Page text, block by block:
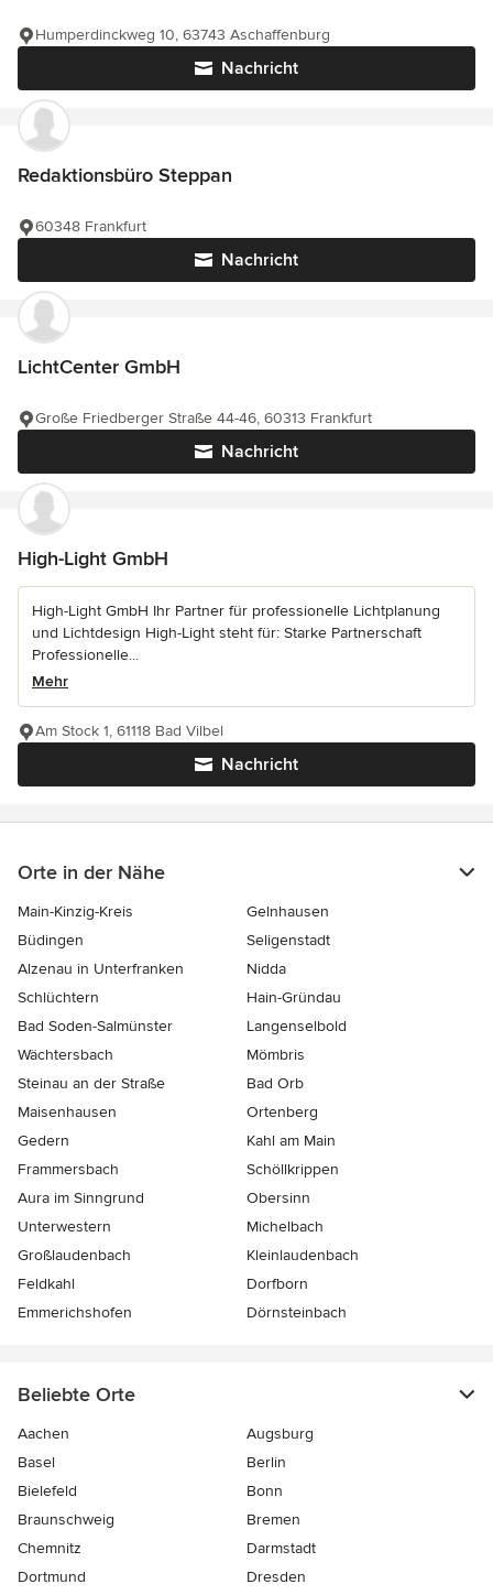
Nachricht
Humperdinckweg 10, 63743 Aschaffenburg
Redaktionsbüro Steppan
Nachricht
60348 Frankfurt
LichtCenter GmbH
Nachricht
Große Friedberger Straße 44-46, 60313 Frankfurt
High-Light GmbH
High-Light GmbH Ihr Partner für professionelle Lichtplanung
und Lichtdesign High-Light steht für: Starke Partnerschaft
Professionelle...
Mehr
Nachricht
Am Stock 1, 61118 Bad Vilbel
Orte in der Nähe
Main-Kinzig-Kreis
Gelnhausen
Büdingen
Seligenstadt
Alzenau in Unterfranken
Nidda
Schlüchtern
Hain-Gründau
Bad Soden-Salmünster
Langenselbold
Wächtersbach
Mömbris
Steinau an der Straße
Bad Orb
Maisenhausen
Ortenberg
Gedern
Kahl am Main
Frammersbach
Schöllkrippen
Aura im Sinngrund
Obersinn
Unterwestern
Michelbach
Großlaudenbach
Kleinlaudenbach
Feldkahl
Dorfborn
Emmerichshofen
Dörnsteinbach
Beliebte Orte
Aachen
Augsburg
Basel
Berlin
Bielefeld
Bonn
Braunschweig
Bremen
Chemnitz
Darmstadt
Dortmund
Dresden